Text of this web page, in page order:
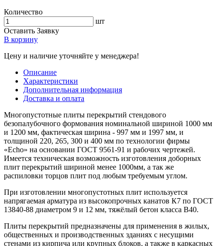
Количество
шт
Оставить Заявку
В корзину
Цену и наличие уточняйте у менеджера!
Описание
Характеристики
Дополнительная информация
Доставка и оплата
Многопустотные плиты перекрытий стендового
безопалубочного формования номинальной шириной 1000 мм
и 1200 мм, фактическая ширина - 997 мм и 1997 мм, и
толщиной 220, 265, 300 и 400 мм по технологии фирмы
«Echo» на основании ГОСТ 9561-91 и рабочих чертежей.
Имеется техническая возможность изготовления доборных
плит перекрытий шириной менее 1000мм, а так же
распиловки торцов плит под любым требуемым углом.
При изготовлении многопустотных плит используется
напрягаемая арматура из высокопрочных канатов К7 по ГОСТ
13840-88 диаметром 9 и 12 мм, тяжёлый бетон класса В40.
Плиты перекрытий предназначены для применения в жилых,
общественных и производственных зданиях с несущими
стенами из кирпича или крупных блоков, а также в каркасных